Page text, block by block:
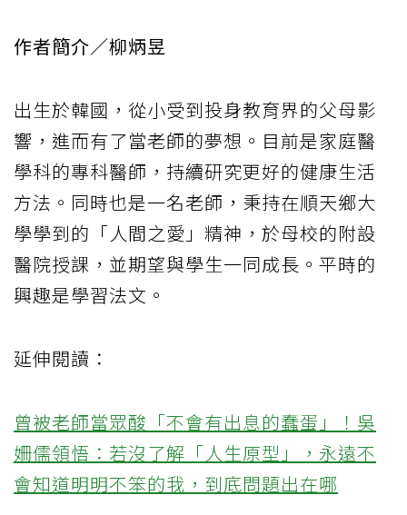
作者簡介／柳炳昱
出生於韓國，從小受到投身教育界的父母影
響，進而有了當老師的夢想。目前是家庭醫
學科的專科醫師，持續研究更好的健康生活
方法。同時也是一名老師，秉持在順天鄉大
學學到的「人間之愛」精神，於母校的附設
醫院授課，並期望與學生一同成長。平時的
興趣是學習法文。
延伸閱讀：
曾被老師當眾酸「不會有出息的蠢蛋」！吳
姍儒領悟：若沒了解「人生原型」，永遠不
會知道明明不笨的我，到底問題出在哪